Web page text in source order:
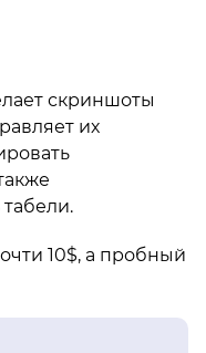
скриншоты
их
10$, а пробный